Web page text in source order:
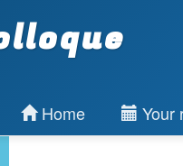
Home Your